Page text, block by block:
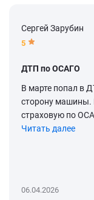
Сергей Зарубин
5
ДТП по ОСАГО
В марте попал в
сторону машины.
страховую по
Читать далее
06.04.2026